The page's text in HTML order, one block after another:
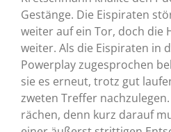
Gestänge. Die Eispiraten
weiter auf ein Tor, doch die
weiter. Als die Eispiraten in
Powerplay zugesprochen
sie es erneut, trotz gut
zweten Treffer
rächen, denn kurz darauf